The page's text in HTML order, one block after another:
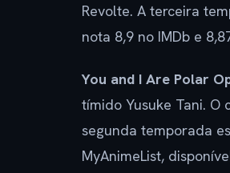
Revolte. A terceira
nota 8,9 no IMDb e
You and I Are Polar
tímido Yusuke Tani. O
segunda temporada
MyAnimeList,